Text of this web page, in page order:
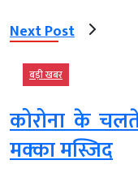
Next Post
बड़ी खबर
कोरोना के
मक्का मस्जिद